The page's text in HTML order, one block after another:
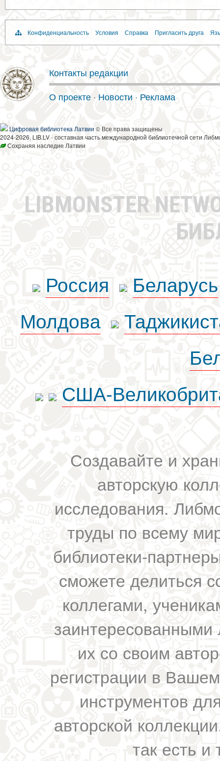
Конфиденциальность Условия Справка Пригласить друга
Контакты редакции
О проекте · Новости · Реклама
Цифровая библиотека Латвии © Все права защищены
2024-2026, LIB.LV - составная часть международной библиотечной сети
Сохраняя наследие Латвии
LIBMONSTER
Россия
Беларусь
Молдова
США-
Создавайте и
авторскую
исследования.
труды по всему
библиотеки-
сможете делиться
коллегами,
их со своим
регистрации в
инструментов
авторской
так есть и